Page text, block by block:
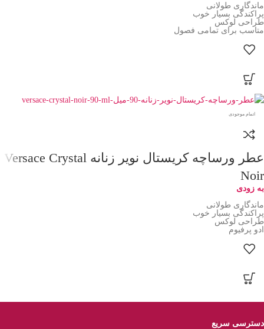
ماندگاری طولانی
پراکندگی بسیار خوب
طراحی لوکس
متاسب برای تمامی فصول
اتمام موجودی
عطر ورساچه کریستال نویر زنانه Versace Crystal
Noir
به زودی
ماندگاری طولانی
پراکندگی بسیار خوب
طراحی لوکس
ادو پرفیوم
دسترسی سریع